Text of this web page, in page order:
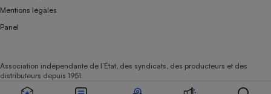
Mentions légales
Panel
Association indépendante de l’État, des syndicats, des producteurs et des
distributeurs depuis 1951.